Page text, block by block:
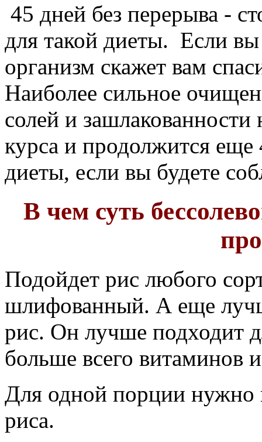
45 дней без перерыва -
для такой диеты. Если
организм скажет вам
Наиболее сильное
солей и зашлакованности
курса и продолжится еще
диеты, если вы будете
В чем суть
Подойдет рис любого
шлифованный. А еще
рис. Он лучше подходит
больше всего витаминов
Для одной порции нужно
риса.